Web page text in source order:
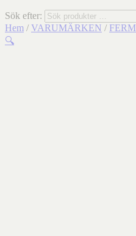
Sök efter:
Hem / VARUMÄRKEN /
🔍